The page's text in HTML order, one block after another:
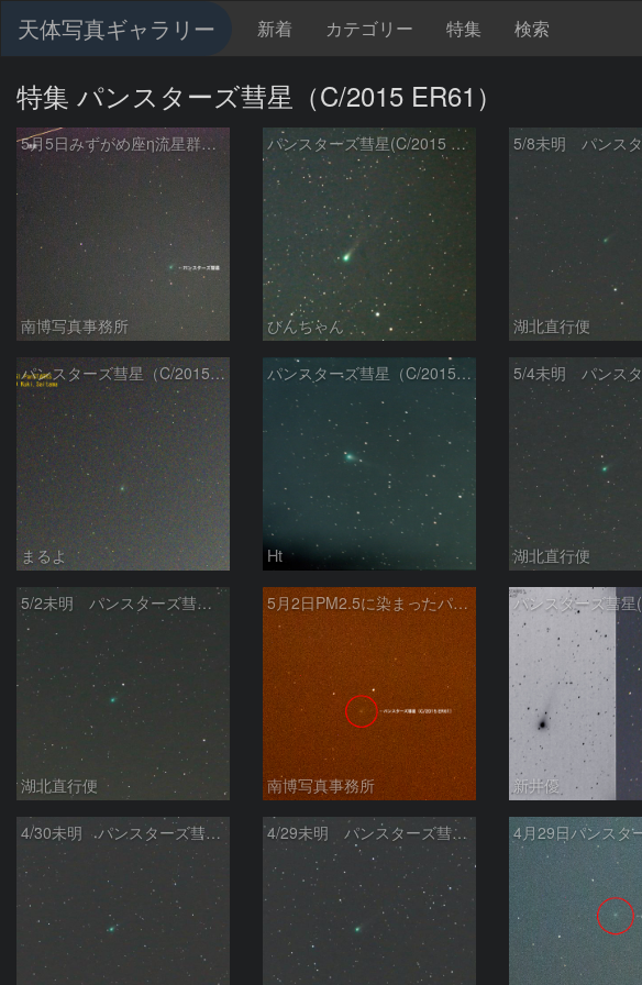
天体写真ギャラリー 新着 カテゴリー 特集 検索
特集 パンスターズ彗星（C/2015 ER61）
5月5日みずがめ座η流星群とパンスターズ彗星
南博写真事務所
パンスターズ彗星(C/2015 ER61)
びんちゃん 湖北直行便
パンスターズ彗星（C/2015 ER61）
まるよ
パンスターズ彗星（C/2015ER61）
Ht 湖北直行便
5/2未明 パンスターズ彗星（C/2015 ER61）
湖北直行便
5月2日PM2.5に染まったパンスターズ彗星（C/2015 ER61）
南博写真事務所 新井優
4/30未明 パンスターズ彗星（C/2015 ER61） 4/29未明 パンスターズ彗星（C/2015 ER61）